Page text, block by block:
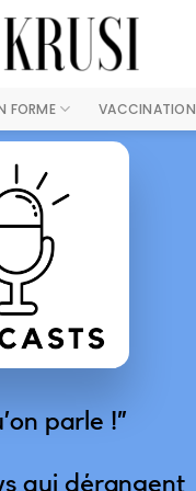
FORME VACCINATION
parle !”
qui dérangent